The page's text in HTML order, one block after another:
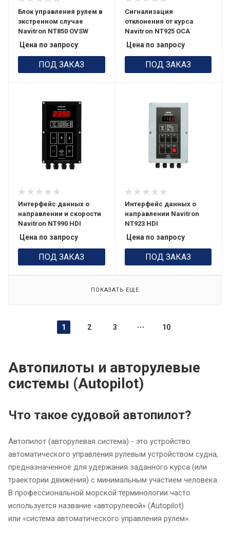
Блок управления рулем в
экстренном случае
Navitron NT850 OVSW
Цена по запросу
ПОД ЗАКАЗ
Сигнализация
отклонения от курса
Navitron NT925 OCA
Цена по запросу
ПОД ЗАКАЗ
Интерфейс данных о
направлении и скорости
Navitron NT990 HDI
Цена по запросу
ПОД ЗАКАЗ
Интерфейс данных о
направлении Navitron
NT923 HDI
Цена по запросу
ПОД ЗАКАЗ
ПОКАЗАТЬ ЕЩЕ
1 2 3 10
Автопилоты и авторулевые
системы (Autopilot)
Что такое судовой автопилот?
Автопилот (авторулевая система) - это устройство
автоматического управления рулевым устройством судна,
предназначенное для удержания заданного курса (или
траектории движения) с минимальным участием человека.
В профессиональной морской терминологии часто
используется название «авторулевой» (Autopilot)
или «система автоматического управления рулем».